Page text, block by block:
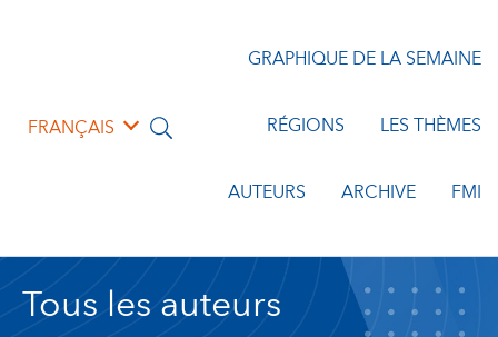
FRANÇAIS
GRAPHIQUE DE LA SEMAINE
RÉGIONS LES THÈMES
AUTEURS ARCHIVE FMI
Tous les auteurs